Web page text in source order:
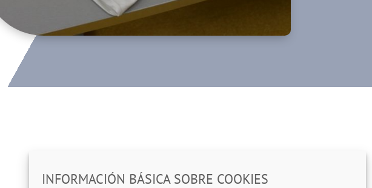
INFORMACIÓN BÁSICA SOBRE COOKIES